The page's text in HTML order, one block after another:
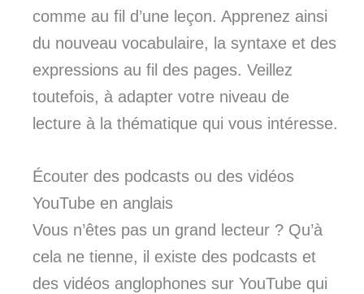
comme au fil d’une leçon. Apprenez ainsi
du nouveau vocabulaire, la syntaxe et des
expressions au fil des pages. Veillez
toutefois, à adapter votre niveau de
lecture à la thématique qui vous intéresse.
Écouter des podcasts ou des vidéos
YouTube en anglais
Vous n’êtes pas un grand lecteur ? Qu’à
cela ne tienne, il existe des podcasts et
des vidéos anglophones sur YouTube qui